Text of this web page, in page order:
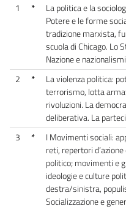
1
*
La politica e la
Potere e le forme
tradizione marxista,
scuola di Chicago. Lo
Nazione e
2
*
La violenza politica:
terrorismo, lotta
rivoluzioni. La
deliberativa. La
3
*
I Movimenti sociali:
reti, repertori
politico; movimenti e
ideologie e culture
destra/sinistra,
Socializzazione e